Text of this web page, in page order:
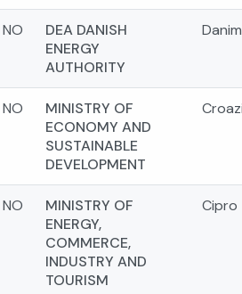
DEA DANISH
ENERGY
AUTHORITY
MINISTRY OF
ECONOMY AND
SUSTAINABLE
DEVELOPMENT
MINISTRY OF
ENERGY,
COMMERCE,
INDUSTRY AND
TOURISM
Cipro